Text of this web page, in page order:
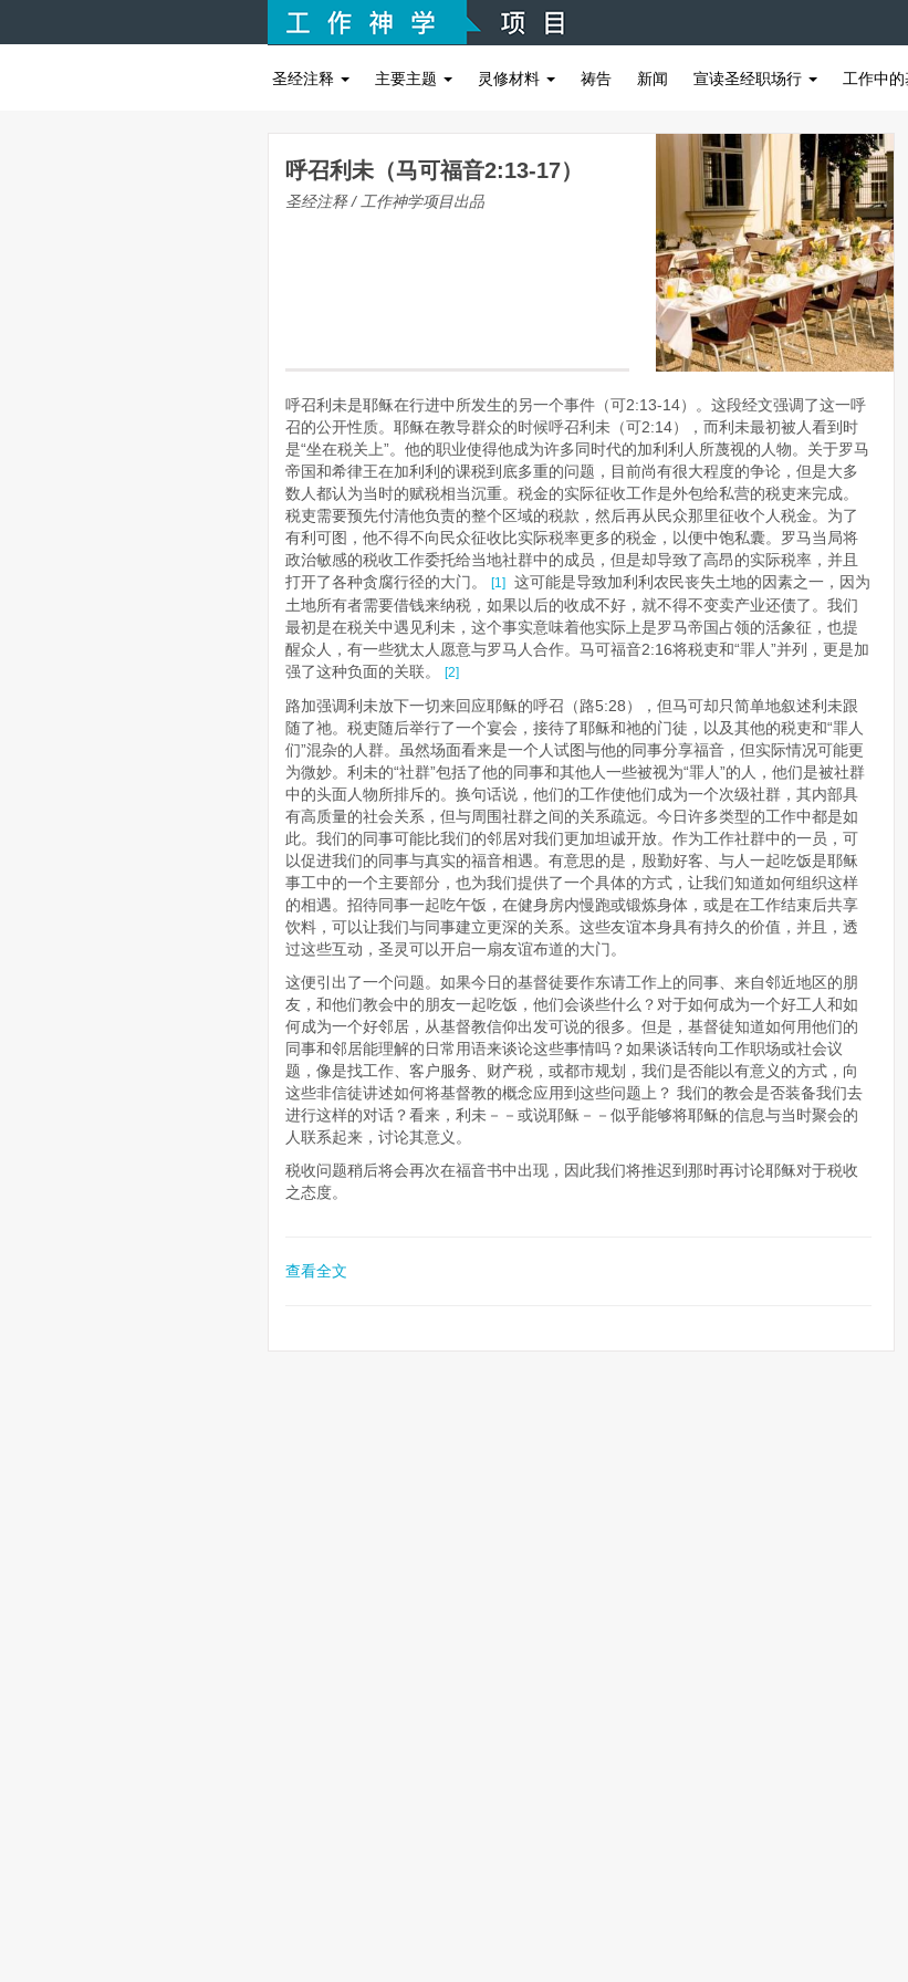
圣经注释 主要主题 灵修材料 祷告 新闻 宣读圣经职场行 工作中
呼召利未（马可福音2:13-17）
圣经注释 / 工作神学项目出品
呼召利未是耶稣在行进中所发生的另一个事件（可2:13-14）。这段经文强调了这一呼
召的公开性质。耶稣在教导群众的时候呼召利未（可2:14），而利未最初被人看到时
是“坐在税关上”。他的职业使得他成为许多同时代的加利利人所蔑视的人物。关于罗马
帝国和希律王在加利利的课税到底多重的问题，目前尚有很大程度的争论，但是大多
数人都认为当时的赋税相当沉重。税金的实际征收工作是外包给私营的税吏来完成。
税吏需要预先付清他负责的整个区域的税款，然后再从民众那里征收个人税金。为了
有利可图，他不得不向民众征收比实际税率更多的税金，以便中饱私囊。罗马当局将
政治敏感的税收工作委托给当地社群中的成员，但是却导致了高昂的实际税率，并且
打开了各种贪腐行径的大门。
[1] 这可能是导致加利利农民丧失土地的因素之一，因为
土地所有者需要借钱来纳税，如果以后的收成不好，就不得不变卖产业还债了。我们
最初是在税关中遇见利未，这个事实意味着他实际上是罗马帝国占领的活象征，也提
醒众人，有一些犹太人愿意与罗马人合作。马可福音2:16将税吏和“罪人”并列，更是加
强了这种负面的关联。
[2]
路加强调利未放下一切来回应耶稣的呼召（路5:28），但马可却只简单地叙述利未跟
随了祂。税吏随后举行了一个宴会，接待了耶稣和祂的门徒，以及其他的税吏和“罪人
们”混杂的人群。虽然场面看来是一个人试图与他的同事分享福音，但实际情况可能更
为微妙。利未的“社群”包括了他的同事和其他人一些被视为“罪人”的人，他们是被社群
中的头面人物所排斥的。换句话说，他们的工作使他们成为一个次级社群，其内部具
有高质量的社会关系，但与周围社群之间的关系疏远。今日许多类型的工作中都是如
此。我们的同事可能比我们的邻居对我们更加坦诚开放。作为工作社群中的一员，可
以促进我们的同事与真实的福音相遇。有意思的是，殷勤好客、与人一起吃饭是耶稣
事工中的一个主要部分，也为我们提供了一个具体的方式，让我们知道如何组织这样
的相遇。招待同事一起吃午饭，在健身房内慢跑或锻炼身体，或是在工作结束后共享
饮料，可以让我们与同事建立更深的关系。这些友谊本身具有持久的价值，并且，透
过这些互动，圣灵可以开启一扇友谊布道的大门。
这便引出了一个问题。如果今日的基督徒要作东请工作上的同事、来自邻近地区的朋
友，和他们教会中的朋友一起吃饭，他们会谈些什么？对于如何成为一个好工人和如
何成为一个好邻居，从基督教信仰出发可说的很多。但是，基督徒知道如何用他们的
同事和邻居能理解的日常用语来谈论这些事情吗？如果谈话转向工作职场或社会议
题，像是找工作、客户服务、财产税，或都市规划，我们是否能以有意义的方式，向
这些非信徒讲述如何将基督教的概念应用到这些问题上？ 我们的教会是否装备我们去
进行这样的对话？看来，利未－－或说耶稣－－似乎能够将耶稣的信息与当时聚会的
人联系起来，讨论其意义。
税收问题稍后将会再次在福音书中出现，因此我们将推迟到那时再讨论耶稣对于税收
之态度。
查看全文